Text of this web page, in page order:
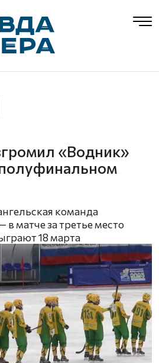
«Водник»
команда
матче за третье место
18 марта